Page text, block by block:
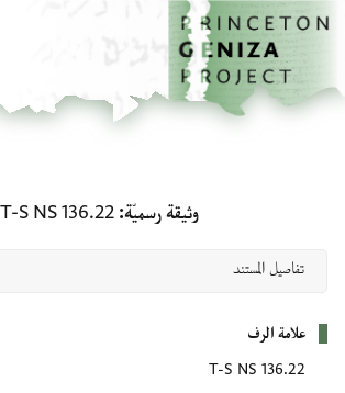
إلى المحتوى الرئيسي
الرئيسية
وثيقة رسميّة T-S NS 136.22
علامة الرف
T-S NS 136.22